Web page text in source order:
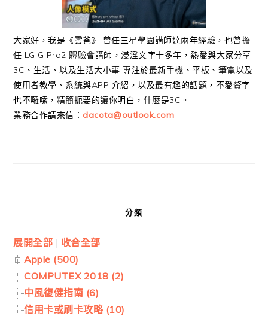
大家好，我是《雲爸》 曾任三星學園講師達兩年經驗，也曾擔
任 LG G Pro2 體驗會講師，浸淫文字十多年，熱愛與大家分享
3C、生活、以及生活大小事 專注於最新手機、平板、筆電以及
使用者教學、系統與APP 介紹，以及最有趣的話題，不愛贅字
也不囉嗦，精簡扼要的讓你明白，什麼是3C。
業務合作請來信： dacota@outlook.com
分類
展開全部 | 收合全部
Apple (500)
COMPUTEX 2018 (2)
中風復健指南 (6)
信用卡或刷卡攻略 (10)